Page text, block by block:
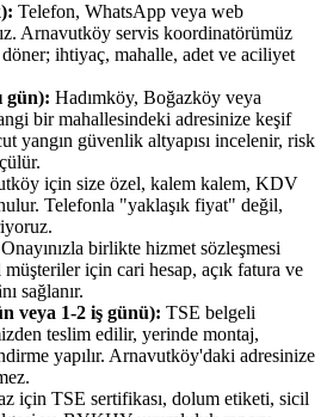
Telefon, WhatsApp veya web
Arnavutköy servis koordinatörümüz
ihtiyaç, mahalle, adet ve aciliyet
gün): Hadımköy, Boğazköy veya
bir mahallesindeki adresinize keşif
yangın güvenlik altyapısı incelenir, risk
için size özel, kalem kalem, KDV
Telefonla "yaklaşık fiyat" değil,
Onayınızla birlikte hizmet sözleşmesi
için cari hesap, açık fatura ve
sağlanır.
veya 1-2 iş günü): TSE belgeli
teslim edilir, yerinde montaj,
yapılır. Arnavutköy'daki adresinize
için TSE sertifikası, dolum etiketi, sicil